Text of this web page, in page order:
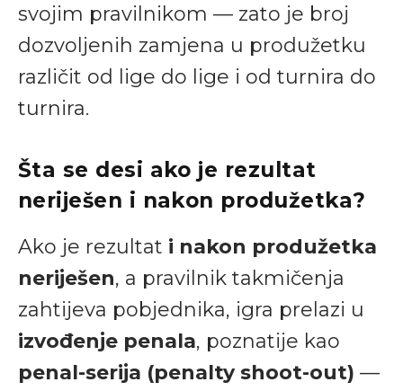
svojim pravilnikom — zato je broj
dozvoljenih zamjena u produžetku
različit od lige do lige i od turnira do
turnira.
Šta se desi ako je rezultat
neriješen i nakon produžetka?
Ako je rezultat i nakon produžetka
neriješen, a pravilnik takmičenja
zahtijeva pobjednika, igra prelazi u
izvođenje penala, poznatije kao
penal-serija (penalty shoot-out) —